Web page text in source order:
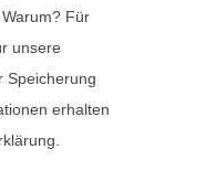
Für
unsere
Speicherung
erhalten